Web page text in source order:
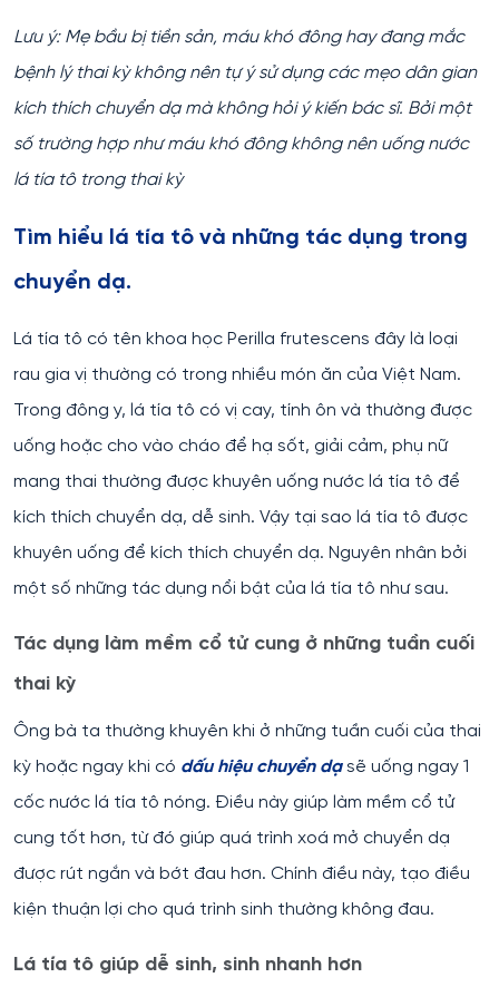
Lưu ý: Mẹ bầu bị tiền sản, máu khó đông hay đang mắc
bệnh lý thai kỳ không nên tự ý sử dụng các mẹo dân gian
kích thích chuyển dạ mà không hỏi ý kiến bác sĩ. Bởi một
số trường hợp như máu khó đông không nên uống nước
lá tía tô trong thai kỳ
Tìm hiểu lá tía tô và những tác dụng trong
chuyển dạ.
Lá tía tô có tên khoa học Perilla frutescens đây là loại
rau gia vị thường có trong nhiều món ăn của Việt Nam.
Trong đông y, lá tía tô có vị cay, tính ôn và thường được
uống hoặc cho vào cháo để hạ sốt, giải cảm, phụ nữ
mang thai thường được khuyên uống nước lá tía tô để
kích thích chuyển dạ, dễ sinh. Vậy tại sao lá tía tô được
khuyên uống để kích thích chuyển dạ. Nguyên nhân bởi
một số những tác dụng nổi bật của lá tía tô như sau.
Tác dụng làm mềm cổ tử cung ở những tuần cuối
thai kỳ
Ông bà ta thường khuyên khi ở những tuần cuối của thai
kỳ hoặc ngay khi có dấu hiệu chuyển dạsẽ uống ngay 1
cốc nước lá tía tô nóng. Điều này giúp làm mềm cổ tử
cung tốt hơn, từ đó giúp quá trình xoá mở chuyển dạ
được rút ngắn và bớt đau hơn. Chính điều này, tạo điều
kiện thuận lợi cho quá trình sinh thường không đau.
Lá tía tô giúp dễ sinh, sinh nhanh hơn